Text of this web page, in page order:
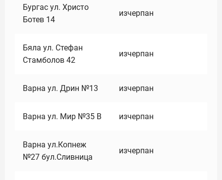
Бургас ул. Христо
Ботев 14
изчерпан
Бяла ул. Стефан
Стамболов 42
изчерпан
Варна ул. Дрин №13 изчерпан
Варна ул. Мир №35 В изчерпан
Варна ул.Копнеж
№27 бул.Сливница
изчерпан